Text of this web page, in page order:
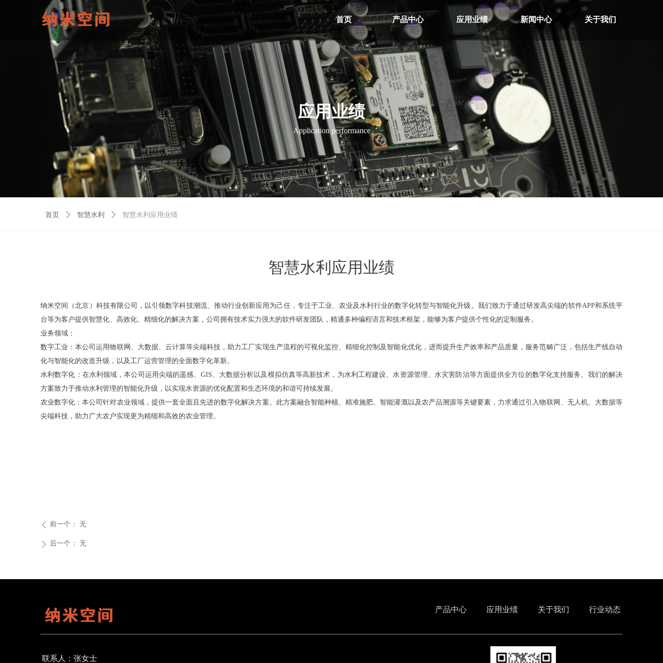
首页 产品中心 应用业绩 新闻中心 关于我们
智慧水利应用业绩
纳米空间（北京）科技有限公司，以引领数字科技潮流、推动行业创新应用为己任，专注于工业、农业及水利行业的数字化转型与智能化升级。我们致力于通过研发高尖端的软件APP和系统平
台等为客户提供智慧化、高效化、精细化的解决方案，公司拥有技术实力强大的软件研发团队，精通多种编程语言和技术框架，能够为客户提供个性化的定制服务。
业务领域：
数字工业：本公司运用物联网、大数据、云计算等尖端科技，助力工厂实现生产流程的可视化监控、精细化控制及智能化优化，进而提升生产效率和产品质量，服务范畴广泛，包括生产线自动
化与智能化的改造升级，以及工厂运营管理的全面数字化革新。
水利数字化：在水利领域，本公司运用尖端的遥感、GIS、大数据分析以及模拟仿真等高新技术，为水利工程建设、水资源管理、水灾害防治等方面提供全方位的数字化支持服务。我们的解决
方案致力于推动水利管理的智能化升级，以实现水资源的优化配置和生态环境的和谐可持续发展。
农业数字化：本公司针对农业领域，提供一套全面且先进的数字化解决方案。此方案融合智能种植、精准施肥、智能灌溉以及农产品溯源等关键要素，力求通过引入物联网、无人机、大数据等
尖端科技，助力广大农户实现更为精细和高效的农业管理。
ꄴ 前一个： 无
ꄲ 后一个： 无
首页 ꄲ 智慧水利 ꄲ 智慧水利应用业绩
应用业绩
Application performance
产品中心 应用业绩 关于我们 行业动态
电话：18519461254
联系人：张女士